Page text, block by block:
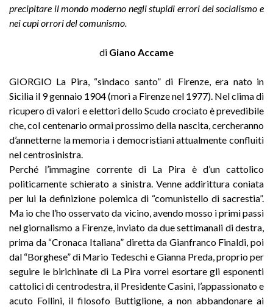
precipitare il mondo moderno negli stupidi errori del socialismo e
nei cupi orrori del comunismo.
di Giano Accame
GIORGIO La Pira, “sindaco santo” di Firenze, era nato in
Sicilia il 9 gennaio 1904 (morì a Firenze nel 1977). Nel clima di
ricupero di valori e elettori dello Scudo crociato è prevedibile
che, col centenario ormai prossimo della nascita, cercheranno
d’annetterne la memoria i democristiani attualmente confluiti
nel centrosinistra.
Perché l’immagine corrente di La Pira è d’un cattolico
politicamente schierato a sinistra. Venne addirittura coniata
per lui la definizione polemica di “comunistello di sacrestia”.
Ma io che l’ho osservato da vicino, avendo mosso i primi passi
nel giornalismo a Firenze, inviato da due settimanali di destra,
prima da “Cronaca Italiana” diretta da Gianfranco Finaldi, poi
dal “Borghese” di Mario Tedeschi e Gianna Preda, proprio per
seguire le birichinate di La Pira vorrei esortare gli esponenti
cattolici di centrodestra, il Presidente Casini, l’appassionato e
acuto Follini, il filosofo Buttiglione, a non abbandonare ai